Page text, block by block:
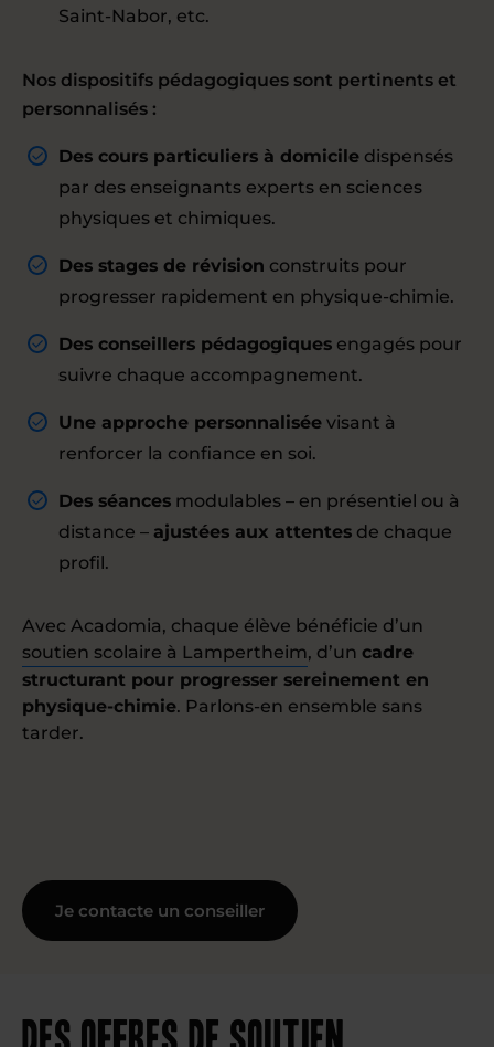
Saint-Nabor, etc.
Nos dispositifs pédagogiques sont pertinents et
personnalisés :
Des cours particuliers à domicile dispensés
par des enseignants experts en sciences
physiques et chimiques.
Des stages de révision construits pour
progresser rapidement en physique-chimie.
Des conseillers pédagogiques engagés pour
suivre chaque accompagnement.
Une approche personnalisée visant à
renforcer la confiance en soi.
Des séances modulables – en présentiel ou à
distance – ajustées aux attentes de chaque
profil.
Avec Acadomia, chaque élève bénéficie d’un
soutien scolaire à Lampertheim, d’un cadre
structurant pour progresser sereinement en
physique-chimie. Parlons-en ensemble sans
tarder.
Je contacte un conseiller
Des offres de soutien